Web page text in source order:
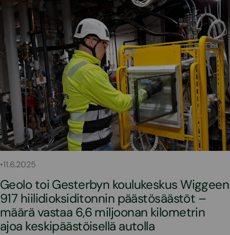
•11.6.2025
Geolo toi Gesterbyn koulukeskus Wiggeen
917 hiilidioksiditonnin päästösäästöt –
määrä vastaa 6,6 miljoonan kilometrin
ajoa keskipäästöisellä autolla